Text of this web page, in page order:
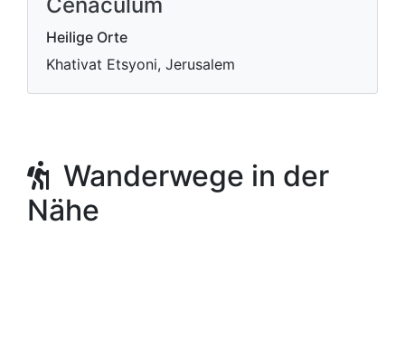
Heilige Orte
Khativat Etsyoni, Jerusalem
Wanderwege in der
Nähe